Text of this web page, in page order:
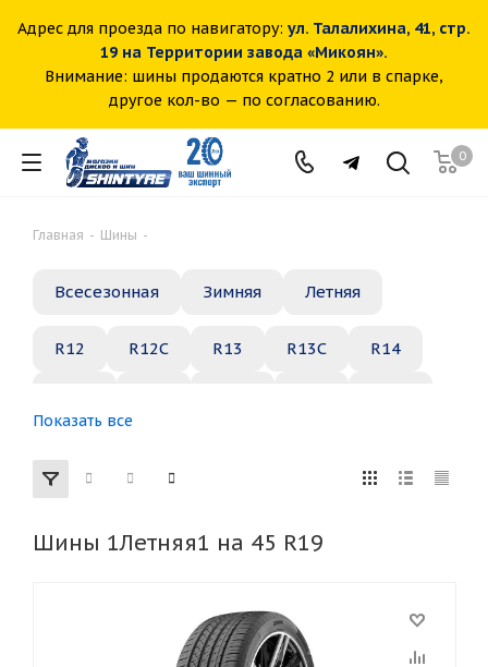
Адрес для проезда по навигатору: ул. Талалихина, 41, стр.
19 на Территории завода «Микоян».
Внимание: шины продаются кратно 2 или в спарке,
другое кол-во — по согласованию.
0
Главная - Шины -
Всесезонная Зимняя Летняя
R12 R12C R13 R13C R14
R22
155 165 185 195
285 295
Показать все
Шины 1Летняя1 на 45 R19